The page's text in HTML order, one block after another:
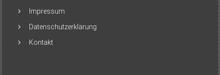
Impressum
Datenschutzerklärung
Kontakt